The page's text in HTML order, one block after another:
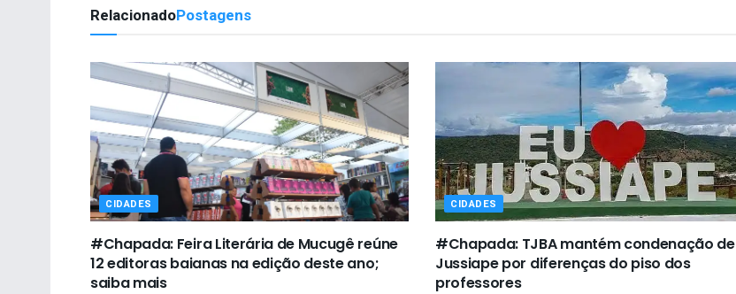
RelacionadoPostagens
CIDADES
#Chapada: Feira Literária de Mucugê reúne
12 editoras baianas na edição deste ano;
saiba mais
CIDADES
#Chapada: TJBA mantém condenação de
Jussiape por diferenças do piso dos
professores